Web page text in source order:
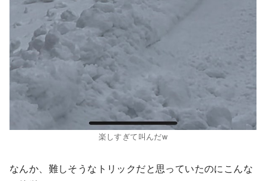
楽しすぎて叫んだw
なんか、難しそうなトリックだと思っていたのにこんな